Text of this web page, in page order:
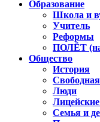
Образование
Школа и
Учитель
Реформы
ПОЛЁТ
Общество
История
Люди
Семья и